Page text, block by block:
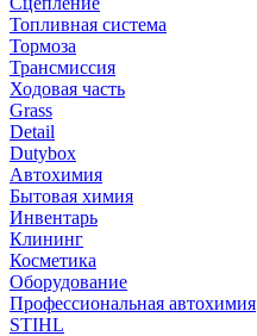
Топливная система
Тормоза
Трансмиссия
Ходовая часть
Grass
Detail
Dutybox
Автохимия
Бытовая химия
Инвентарь
Клининг
Косметика
Оборудование
Профессиональная автохимия
STIHL